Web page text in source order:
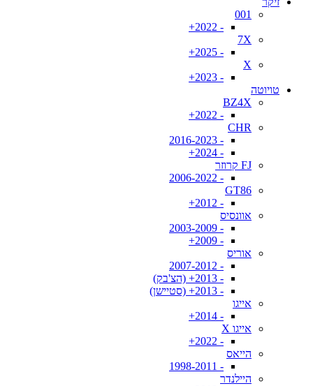
001
- 2022+
7X
- 2025+
X
- 2023+
טויוטה
BZ4X
- 2022+
CHR
- 2016-2023
- 2024+
FJ קרוזר
- 2006-2022
GT86
- 2012+
אוונסיס
- 2003-2009
- 2009+
אוריס
- 2007-2012
- 2013+ (הצ'בק)
- 2013+ (סטיישן)
אייגו
- 2014+
אייגו X
- 2022+
הייאס
- 1998-2011
היילנדר